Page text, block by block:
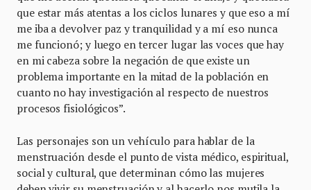
que estar más atentas a los ciclos lunares y que eso a mí
me iba a devolver paz y tranquilidad y a mí eso nunca
me funcionó; y luego en tercer lugar las voces que hay
en mi cabeza sobre la negación de que existe un
problema importante en la mitad de la población en
cuanto no hay investigación al respecto de nuestros
procesos fisiológicos”.
Las personajes son un vehículo para hablar de la
menstruación desde el punto de vista médico, espiritual,
social y cultural, que determinan cómo las mujeres